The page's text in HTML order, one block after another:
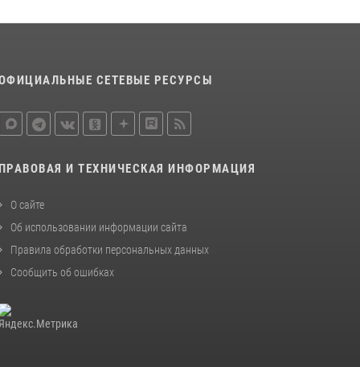
СЕТЕВЫЕ РЕСУРСЫ
ПРАВОВАЯ И ТЕХНИЧЕСКАЯ ИНФОРМАЦИЯ
О сайте
Об использовании информации сайта
Правила обработки персональных данных
Сообщить об ошибках